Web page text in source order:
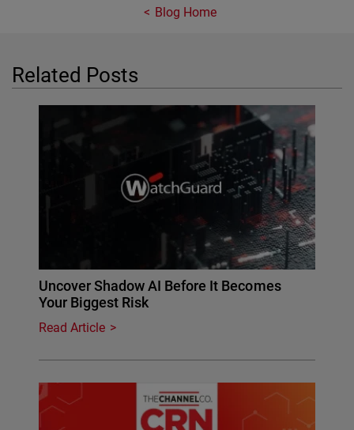
Blog Home
Related Posts
Uncover Shadow AI Before It Becomes
Your Biggest Risk
Read Article